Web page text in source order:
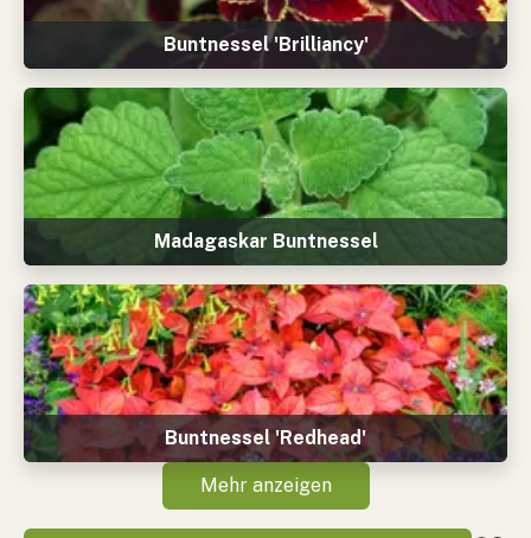
Buntnessel 'Brilliancy'
Madagaskar Buntnessel
Buntnessel 'Redhead'
Mehr anzeigen